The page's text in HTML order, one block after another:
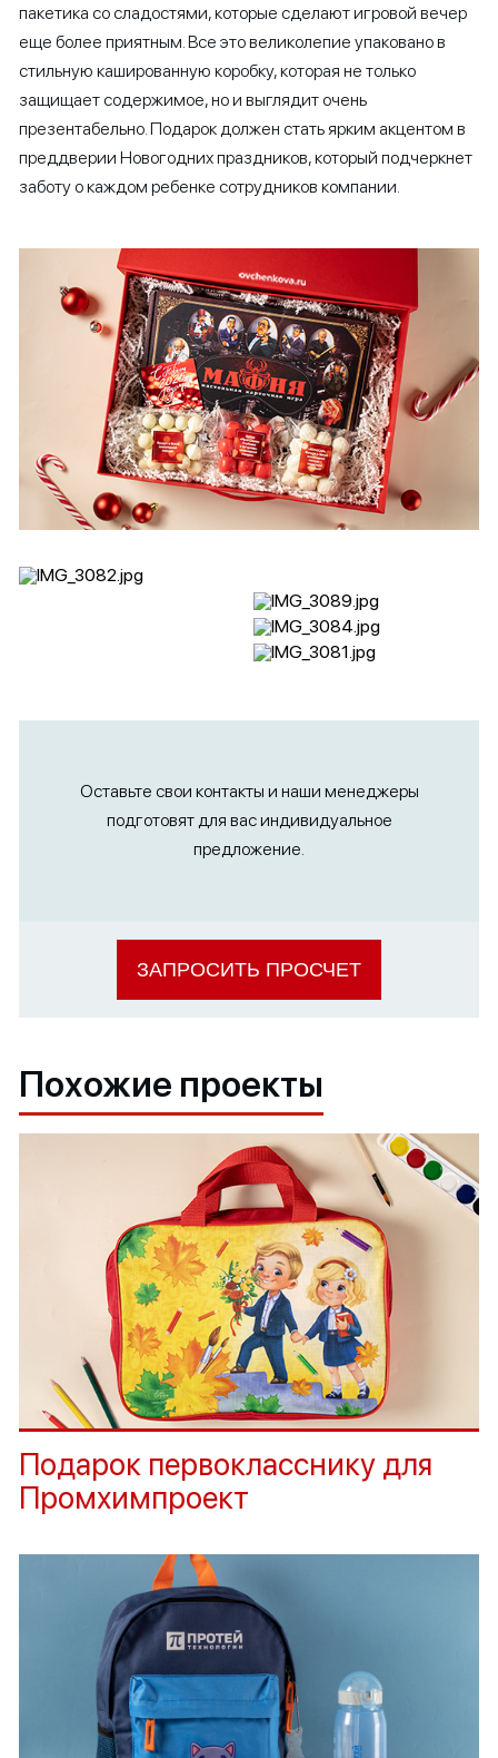
пакетика со сладостями, которые сделают игровой вечер
еще более приятным. Все это великолепие упаковано в
стильную кашированную коробку, которая не только
защищает содержимое, но и выглядит очень
презентабельно. Подарок должен стать ярким акцентом в
преддверии Новогодних праздников, который подчеркнет
заботу о каждом ребенке сотрудников компании.
ЗАПРОСИТЬ ПРОСЧЕТ
Оставьте свои контакты и наши менеджеры
подготовят для вас индивидуальное
предложение.
Похожие проекты
Подарок первокласснику для
Промхимпроект